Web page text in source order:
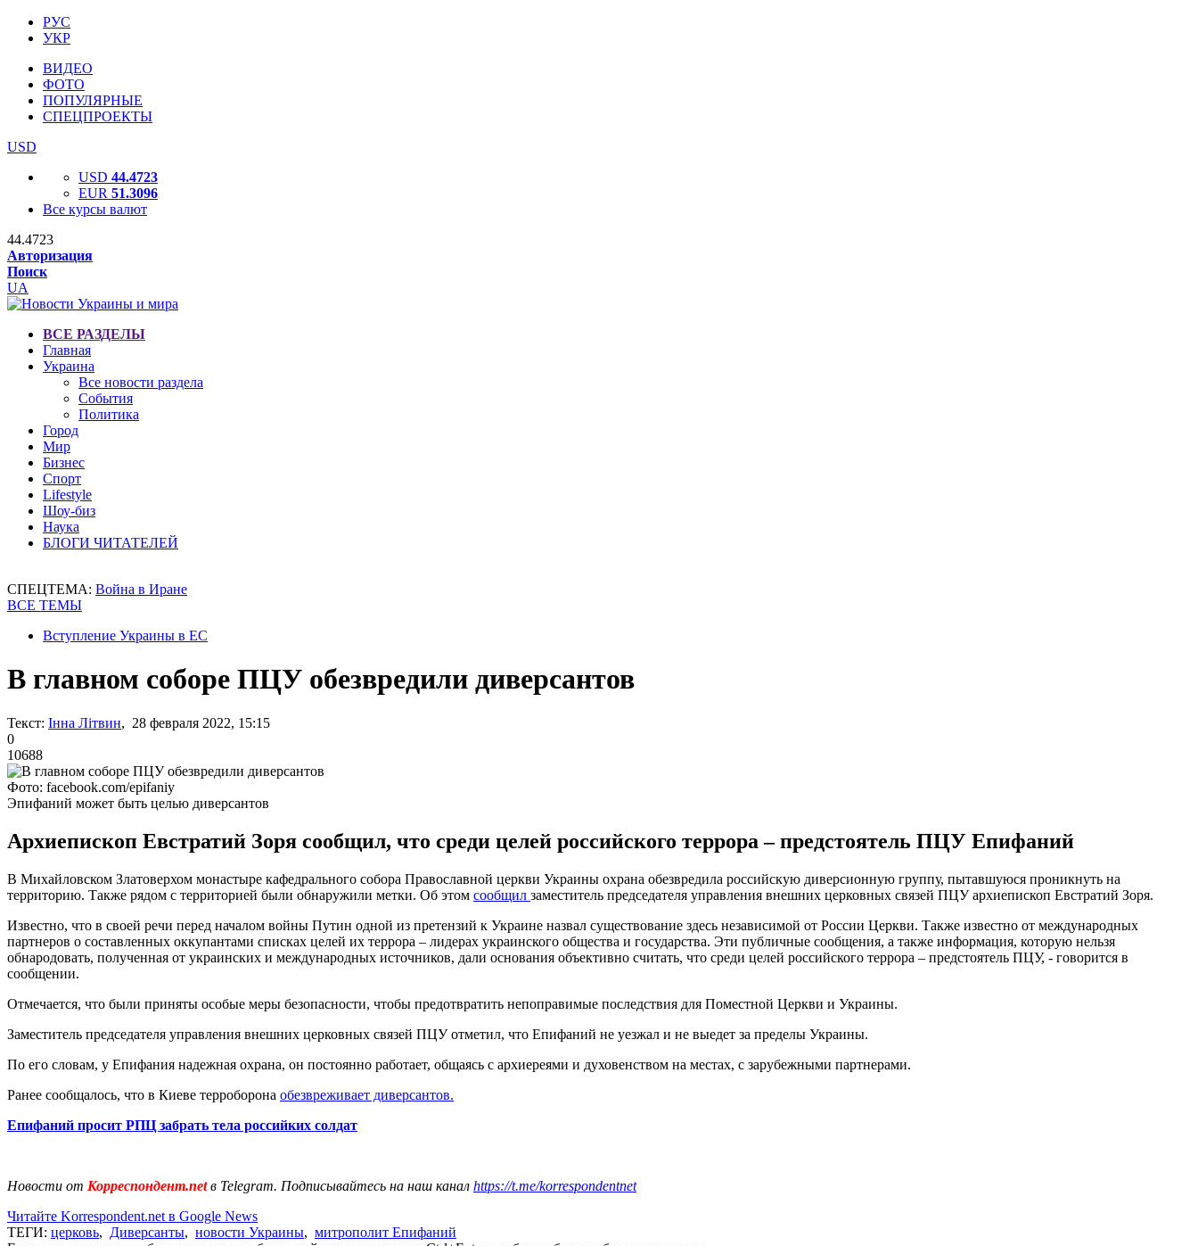
РУС
УКР
ВИДЕО
ФОТО
ПОПУЛЯРНЫЕ
СПЕЦПРОЕКТЫ
USD
USD 44.4723
EUR 51.3096
Все курсы валют
44.4723
Авторизация
Поиск
UA
ВСЕ РАЗДЕЛЫ
Главная
Украина
Все новости раздела
События
Политика
Город
Мир
Бизнес
Спорт
Lifestyle
Шоу-биз
Наука
БЛОГИ ЧИТАТЕЛЕЙ
СПЕЦТЕМА: Война в Иране
ВСЕ ТЕМЫ
Вступление Украины в ЕС
В главном соборе ПЦУ обезвредили диверсантов
Текст: Інна Літвин, 28 февраля 2022, 15:15
0
10688
Фото: facebook.com/epifaniy
Эпифаний может быть целью диверсантов
Архиепископ Евстратий Зоря сообщил, что среди целей российского террора – предстоятель ПЦУ Епифаний
В Михайловском Златоверхом монастыре кафедрального собора Православной церкви Украины охрана обезвредила российскую диверсионную группу, пытавшуюся проникнуть на
территорию. Также рядом с территорией были обнаружили метки. Об этом сообщил заместитель председателя управления внешних церковных связей ПЦУ архиепископ Евстратий Зоря.
Известно, что в своей речи перед началом войны Путин одной из претензий к Украине назвал существование здесь независимой от России Церкви. Также известно от международных
партнеров о составленных оккупантами списках целей их террора – лидерах украинского общества и государства. Эти публичные сообщения, а также информация, которую нельзя
обнародовать, полученная от украинских и международных источников, дали основания объективно считать, что среди целей российского террора – предстоятель ПЦУ, - говорится в
сообщении.
Отмечается, что были приняты особые меры безопасности, чтобы предотвратить непоправимые последствия для Поместной Церкви и Украины.
Заместитель председателя управления внешних церковных связей ПЦУ отметил, что Епифаний не уезжал и не выедет за пределы Украины.
По его словам, у Епифания надежная охрана, он постоянно работает, общаясь с архиереями и духовенством на местах, с зарубежными партнерами.
Ранее сообщалось, что в Киеве терроборона обезвреживает диверсантов.
Епифаний просит РПЦ забрать тела российких солдат
Новости от Корреспондент.netв Telegram. Подписывайтесь на наш канал https://t.me/korrespondentnet
Читайте Korrespondent.net в Google News
ТЕГИ: церковь, Диверсанты, новости Украины, митрополит Епифаний